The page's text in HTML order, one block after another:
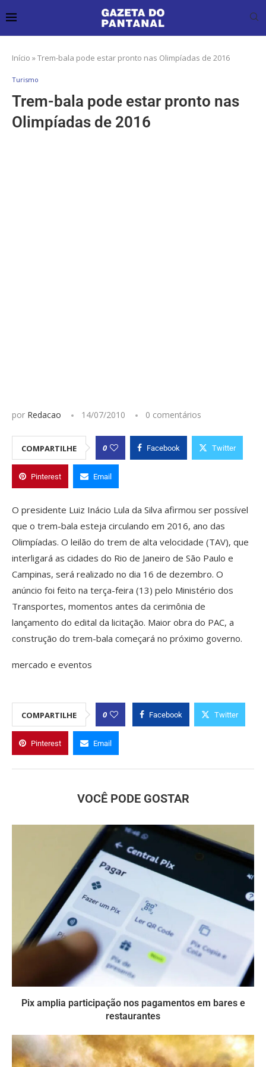
Início »Trem-bala pode estar pronto nas Olimpíadas de 2016
Turismo
Trem-bala pode estar pronto nas
Olimpíadas de 2016
por Redacao 14/07/2010 0 comentários
COMPARTILHE 0 Facebook Twitter
Pinterest Email
O presidente Luiz Inácio Lula da Silva afirmou ser possível
que o trem-bala esteja circulando em 2016, ano das
Olimpíadas. O leilão do trem de alta velocidade (TAV), que
interligará as cidades do Rio de Janeiro de São Paulo e
Campinas, será realizado no dia 16 de dezembro. O
anúncio foi feito na terça-feira (13) pelo Ministério dos
Transportes, momentos antes da cerimônia de
lançamento do edital da licitação. Maior obra do PAC, a
construção do trem-bala começará no próximo governo.
mercado e eventos
COMPARTILHE 0 Facebook Twitter
Pinterest Email
VOCÊ PODE GOSTAR
Pix amplia participação nos pagamentos em bares e
restaurantes